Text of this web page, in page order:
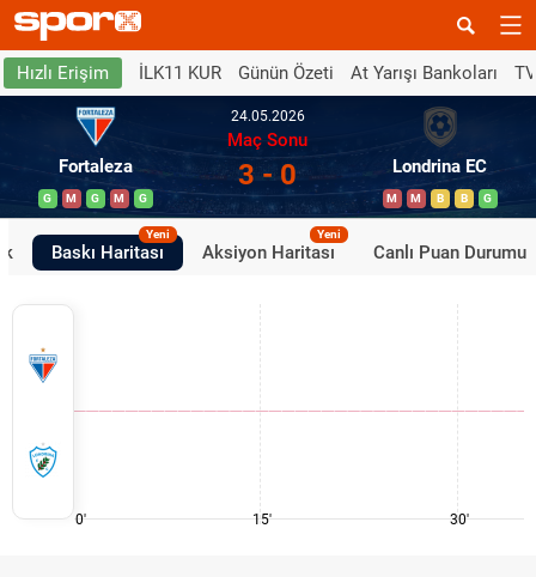
Hızlı Erişim İLK11 KUR Günün Özeti At Yarışı Bankoları
Fortaleza
G M G M G
24.05.2026
Maç Sonu
3 - 0 Londrina EC
M M B B G
Baskı Haritası
Yeni
Aksiyon Haritası
Yeni
Canlı Puan Durumu
0' 15' 30'